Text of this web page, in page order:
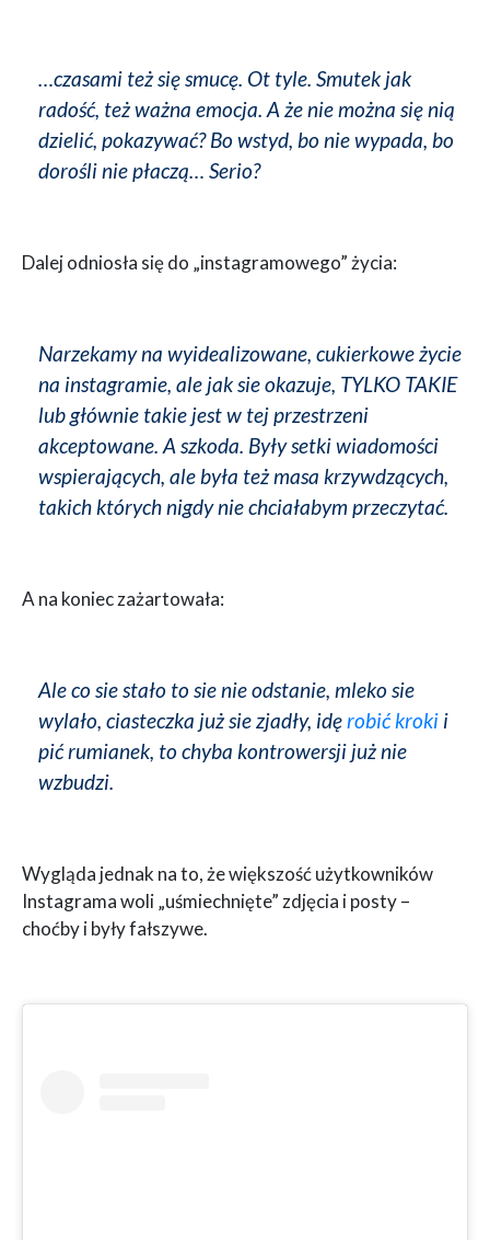
…czasami też się smucę. Ot tyle. Smutek jak
radość, też ważna emocja. A że nie można się nią
dzielić, pokazywać? Bo wstyd, bo nie wypada, bo
dorośli nie płaczą… Serio?
Dalej odniosła się do „instagramowego” życia:
Narzekamy na wyidealizowane, cukierkowe życie
na instagramie, ale jak sie okazuje, TYLKO TAKIE
lub głównie takie jest w tej przestrzeni
akceptowane. A szkoda. Były setki wiadomości
wspierających, ale była też masa krzywdzących,
takich których nigdy nie chciałabym przeczytać.
A na koniec zażartowała:
Ale co sie stało to sie nie odstanie, mleko sie
wylało, ciasteczka już sie zjadły, idęrobić kroki i
pić rumianek, to chyba kontrowersji już nie
wzbudzi.
Wygląda jednak na to, że większość użytkowników
Instagrama woli „uśmiechnięte” zdjęcia i posty –
choćby i były fałszywe.